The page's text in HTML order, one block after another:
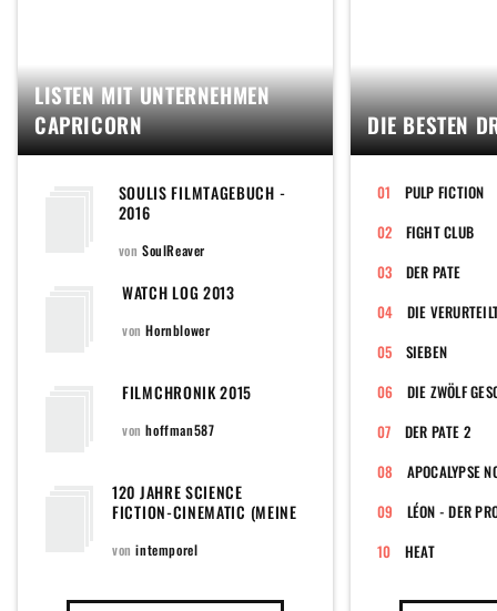
LISTEN MIT UNTERNEHMEN
CAPRICORN
SOULIS FILMTAGEBUCH -
2016
von SoulReaver
WATCH LOG 2013
vonHornblower
FILMCHRONIK 2015
vonhoffman587
120 JAHRE SCIENCE
FICTION-CINEMATIC (MEINE
2022 UND DARÜBER HINAUS
vonintemporel
DIE BESTEN
PULP FICTION
FIGHT CLUB
DER PATE
DIE
SIEBEN
DIE ZWÖLF
DER PATE 2
APOCALYPSE
LÉON - DER
HEAT